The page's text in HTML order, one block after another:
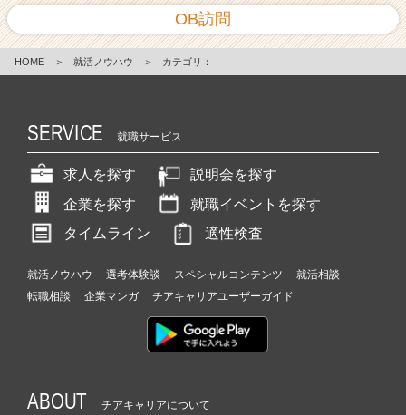
OB訪問
HOME ＞ 就活ノウハウ ＞ カテゴリ：
SERVICE 就職サービス
求人を探す
説明会を探す
企業を探す
就職イベントを探す
タイムライン
適性検査
就活ノウハウ 選考体験談 スペシャルコンテンツ
就活相談
転職相談
企業マンガ チアキャリアユーザーガイド
ABOUT チアキャリアについて